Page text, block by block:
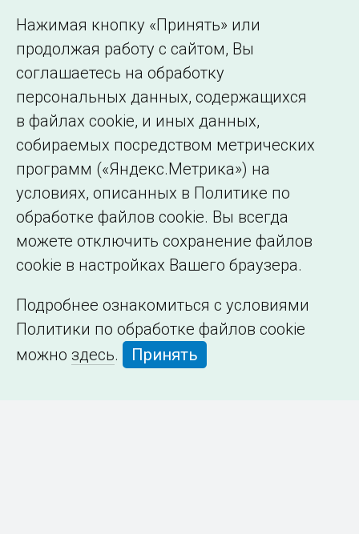
Сведения об
образовательной
организации
Нажимая кнопку «Принять» или
продолжая работу с сайтом, Вы
соглашаетесь на обработку
персональных данных, содержащихся
в файлах cookie, и иных данных,
собираемых посредством метрических
программ («Яндекс.Метрика») на
условиях, описанных в Политике по
обработке файлов cookie. Вы всегда
можете отключить сохранение файлов
cookie в настройках Вашего браузера.
Подробнее ознакомиться с условиями
Политики по обработке файлов cookie
можно здесь. Принять